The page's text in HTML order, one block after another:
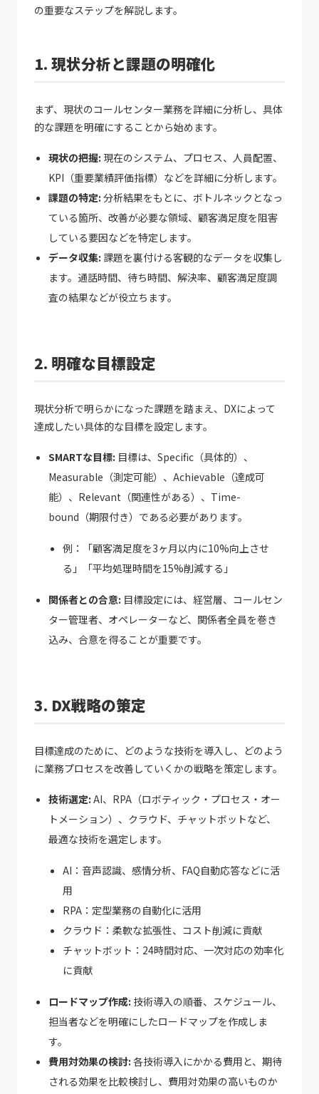
の重要なステップを解説します。
1. 現状分析と課題の明確化
まず、現状のコールセンター業務を詳細に分析し、具体
的な課題を明確にすることから始めます。
現状の把握: 現在のシステム、プロセス、人員配置、
KPI（重要業績評価指標）などを詳細に分析します。
課題の特定: 分析結果をもとに、ボトルネックとなっ
ている箇所、改善が必要な領域、顧客満足度を阻害
している要因などを特定します。
データ収集: 課題を裏付ける客観的なデータを収集し
ます。通話時間、待ち時間、解決率、顧客満足度調
査の結果などが役立ちます。
2. 明確な目標設定
現状分析で明らかになった課題を踏まえ、DXによって
達成したい具体的な目標を設定します。
SMARTな目標: 目標は、Specific（具体的）、
Measurable（測定可能）、Achievable（達成可
能）、Relevant（関連性がある）、Time-
bound（期限付き）である必要があります。
例：「顧客満足度を3ヶ月以内に10%向上させ
る」「平均処理時間を15%削減する」
関係者との合意: 目標設定には、経営層、コールセン
ター管理者、オペレーターなど、関係者全員を巻き
込み、合意を得ることが重要です。
3. DX戦略の策定
目標達成のために、どのような技術を導入し、どのよう
に業務プロセスを改善していくかの戦略を策定します。
技術選定: AI、RPA（ロボティック・プロセス・オー
トメーション）、クラウド、チャットボットなど、
最適な技術を選定します。
AI：音声認識、感情分析、FAQ自動応答などに活
用
RPA：定型業務の自動化に活用
クラウド：柔軟な拡張性、コスト削減に貢献
チャットボット：24時間対応、一次対応の効率化
に貢献
ロードマップ作成: 技術導入の順番、スケジュール、
担当者などを明確にしたロードマップを作成しま
す。
費用対効果の検討: 各技術導入にかかる費用と、期待
される効果を比較検討し、費用対効果の高いものか